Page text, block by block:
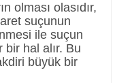
olması olasıdır,
suçunun
ile suçun
hal alır. Bu
büyük bir